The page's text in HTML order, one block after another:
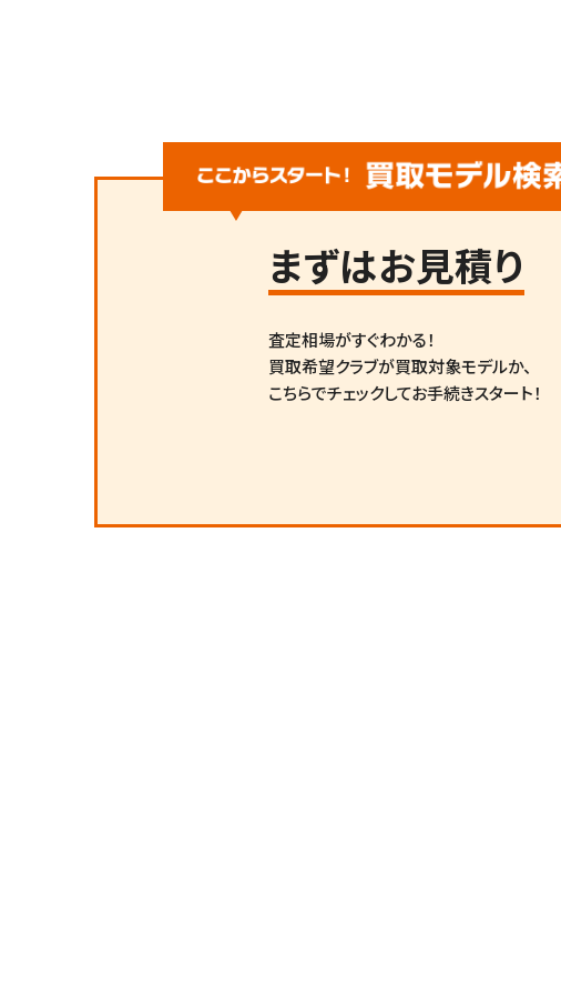
まずはお見積り
査定相場がすぐわかる！
買取希望クラブが買取対象モデルか、
こちらでチェックしてお手続きスタート！